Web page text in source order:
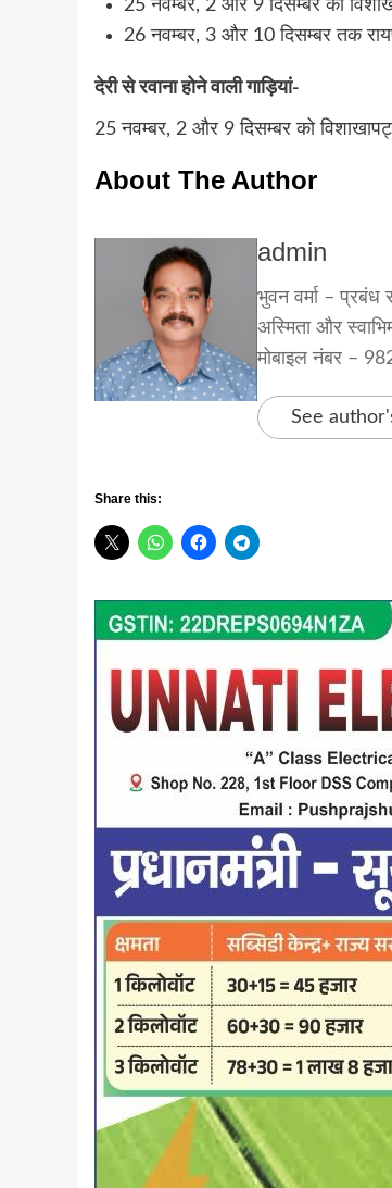
25 नवम्बर, 2 और 9 दिसम्बर को
26 नवम्बर, 3 और 10 दिसम्बर तक
देरी से रवाना होने वाली गाड़ियां-
25 नवम्बर, 2 और 9 दिसम्बर को
About The Author
admin
भुवन वर्मा – प्रबंध
अस्मिता और
मोबाइल नंबर –
See
Share this: